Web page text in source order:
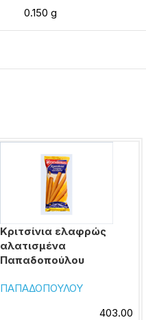
0.150 g
Κριτσίνια ελαφρώς
αλατισμένα
Παπαδοπούλου
ΠΑΠΑΔΟΠΟΥΛΟΥ
403.00